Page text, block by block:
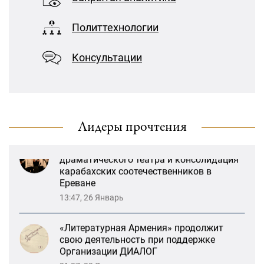
Политтехнологии
Консультации
Лидеры прочтения
свою деятельность при поддержке
21:27, 22 Январь
«Взаимное восприятие образов Армении
Возрождение Степанакертского русского
Ереване
13:47, 26 Январь
Организации ДИАЛОГ
21:27, 22 Январь